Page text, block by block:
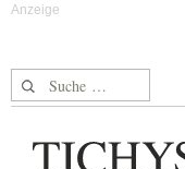
Suche nach: